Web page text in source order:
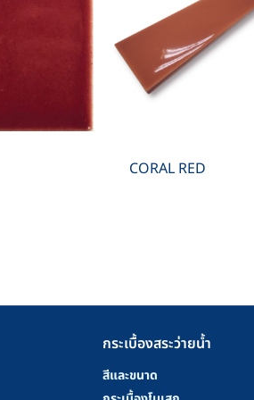
CORAL RED
กระเบื้องสระว่ายน้ำ
สีและขนาด